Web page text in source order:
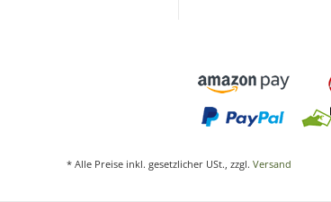
* Alle Preise inkl. gesetzlicher USt., zzgl. Versand